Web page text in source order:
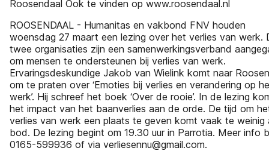
Roosendaal Ook te vinden op www.roosendaal.nl
ROOSENDAAL - Humanitas en vakbond FNV houden
woensdag 27 maart een lezing over het verlies van werk.
twee organisaties zijn een samenwerkingsverband
om mensen te ondersteunen bij verlies van werk.
Ervaringsdeskundige Jakob van Wielink komt naar
om te praten over ‘Emoties bij verlies en verandering op
werk’. Hij schreef het boek ‘Over de rooie’. In de lezing
het impact van het baanverlies aan de orde. De tijd om
verlies van werk een plaats te geven komt vaak te weinig
bod. De lezing begint om 19.30 uur in Parrotia. Meer info
0165-599936 of via verliesennu@gmail.com.